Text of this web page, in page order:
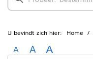
U bevindt zich hier: Home
A A A